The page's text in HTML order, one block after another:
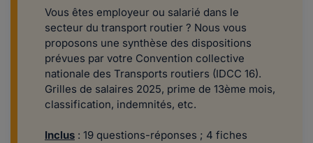
Vous êtes employeur ou salarié dans le
secteur du transport routier ? Nous vous
proposons une synthèse des dispositions
prévues par votre Convention collective
nationale des Transports routiers (IDCC 16).
Grilles de salaires 2025, prime de 13ème mois,
classification, indemnités, etc.
Inclus : 19 questions-réponses ; 4 fiches